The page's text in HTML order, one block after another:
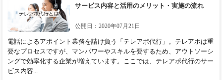
サービス内容と活用のメリット・実施の流れ
公開日：2020年07月21日
電話によるアポイント業務を請け負う「テレアポ代行」。テレアポは重
要なプロセスですが、マンパワーやスキルを要するため、アウトソーシ
ングで効率化する企業が増えています。ここでは、テレアポ代行のサー
ビス内容...